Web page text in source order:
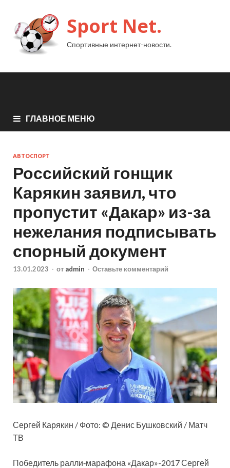
Sport Net.
Спортивные интернет-новости.
ГЛАВНОЕ МЕНЮ
АВТОСПОРТ
Российский гонщик
Карякин заявил, что
пропустит «Дакар» из-за
нежелания подписывать
спорный документ
13.01.2023 - от admin - Оставьте комментарий
Сергей Карякин / Фото: © Денис Бушковский / Матч
ТВ
Победитель ралли‑марафона «Дакар»-2017 Сергей